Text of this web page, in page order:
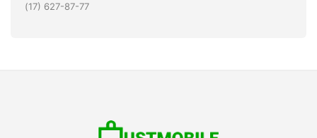
(17) 627-87-77